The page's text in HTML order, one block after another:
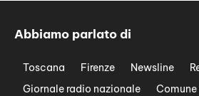
Abbiamo parlato di
Toscana Firenze Newsline
Giornale radio nazionale
Comune